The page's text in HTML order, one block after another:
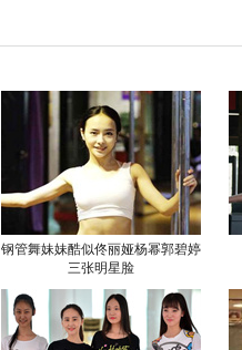
钢管舞妹妹酷似佟丽娅杨幂郭碧婷
三张明星脸